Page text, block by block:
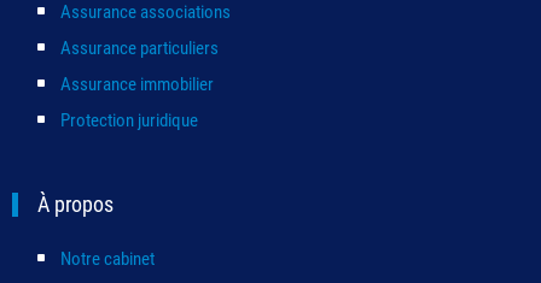
Assurance associations
Assurance particuliers
Assurance immobilier
Protection juridique
À propos
Notre cabinet